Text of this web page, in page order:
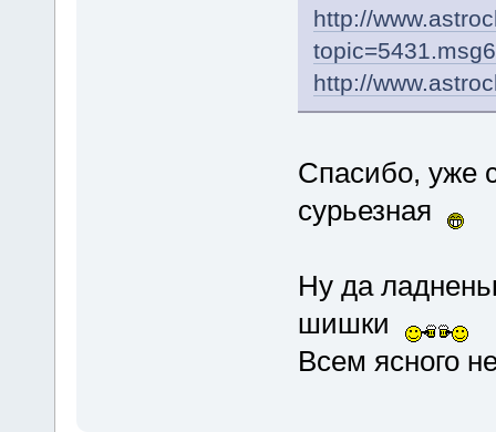
http://
http://
Спасибо, уже
сурьезная
Ну да
шишки
Всем ясного